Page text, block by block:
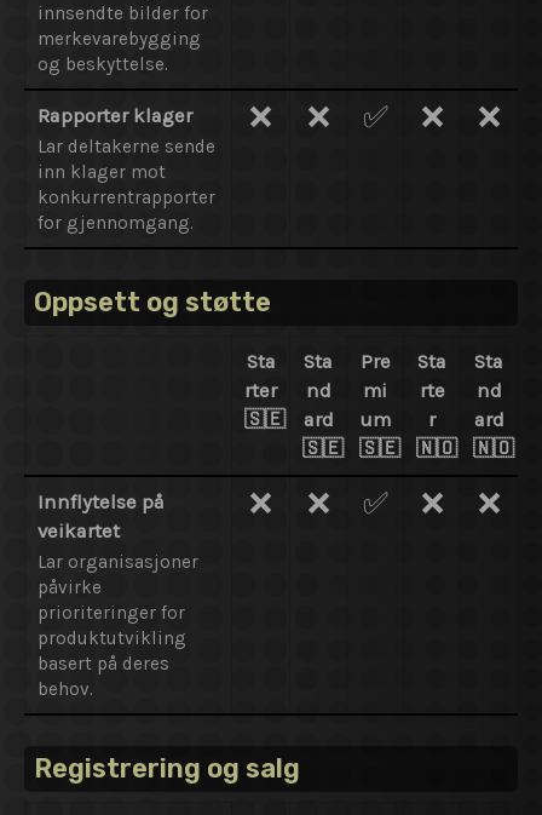
innsendte bilder for
merkevarebygging
og beskyttelse.
Rapporter klager
Lar deltakerne sende
inn klager mot
konkurrentrapporter
for gjennomgang.
❌ ❌ ✅ ❌ ❌
Oppsett og støtte
Sta
rter
🇸🇪
Sta
nd
ard
🇸🇪
Pre
mi
um
🇸🇪
Sta
rte
r
🇳🇴
Sta
nd
ard
🇳🇴
Innflytelse på
veikartet
Lar organisasjoner
påvirke
prioriteringer for
produktutvikling
basert på deres
behov.
❌ ❌ ✅ ❌ ❌
Registrering og salg